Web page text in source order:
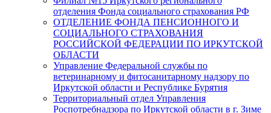
отделения Фонда социального страхования РФ
ОТДЕЛЕНИЕ ФОНДА ПЕНСИОННОГО И
СОЦИАЛЬНОГО СТРАХОВАНИЯ
РОССИЙСКОЙ ФЕДЕРАЦИИ ПО ИРКУТСКОЙ
ОБЛАСТИ
Управление Федеральной службы по
ветеринарному и фитосанитарному надзору по
Иркутской области и Республике Бурятия
Территориальный отдел Управления
Роспотребнадзора по Иркутской области в г. Зиме